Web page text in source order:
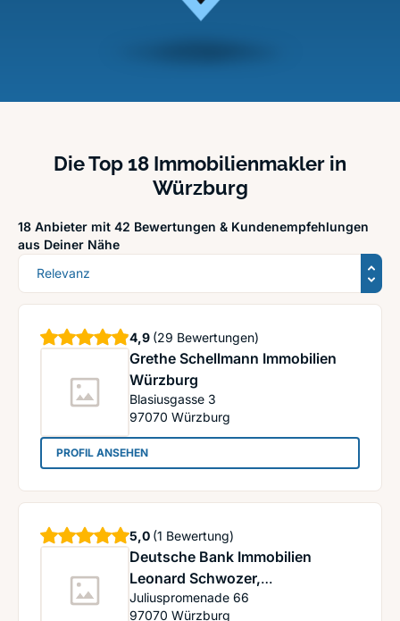
Die Top 18 Immobilienmakler in
Würzburg
18 Anbieter mit 42 Bewertungen & Kundenempfehlungen
aus Deiner Nähe
Sortierung
Grethe Schellmann Immobilien
Würzburg
Blasiusgasse 3
97070 Würzburg
4,9 Sterne
(29 Bewertungen)
PROFIL ANSEHEN: Grethe Schellmann Immobilien Würzburg
Deutsche Bank Immobilien
Leonard Schwozer,
selbstständiger
Juliuspromenade 66
97070 Würzburg
5,0 Sterne
(1 Bewertung)